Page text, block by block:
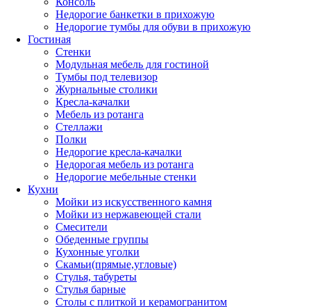
Недорогие банкетки в прихожую
Недорогие тумбы для обуви в прихожую
Гостиная
Стенки
Модульная мебель для гостиной
Тумбы под телевизор
Журнальные столики
Кресла-качалки
Мебель из ротанга
Стеллажи
Полки
Недорогие кресла-качалки
Недорогая мебель из ротанга
Недорогие мебельные стенки
Кухни
Мойки из искусственного камня
Мойки из нержавеющей стали
Смесители
Обеденные группы
Кухонные уголки
Скамьи(прямые,угловые)
Стулья, табуреты
Стулья барные
Столы с плиткой и керамогранитом